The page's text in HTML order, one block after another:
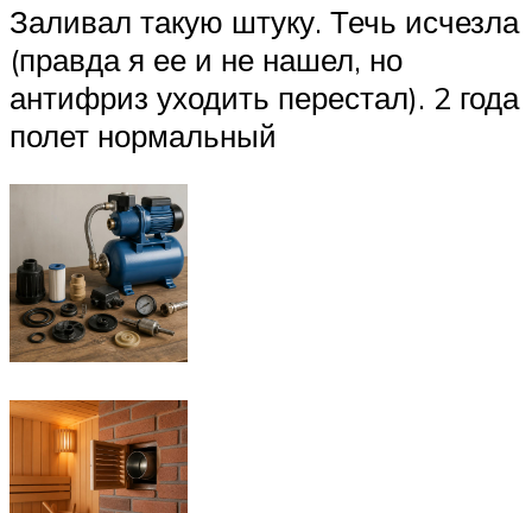
Заливал такую штуку. Течь исчезла
(правда я ее и не нашел, но
антифриз уходить перестал). 2 года
полет нормальный